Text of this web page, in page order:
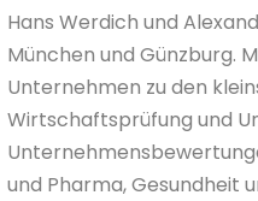
Hans Werdich und
München und Günzburg.
Unternehmen zu den
Wirtschaftsprüfung und
und Pharma, Gesundheit